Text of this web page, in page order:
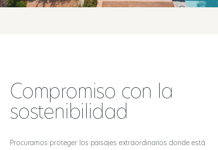
Compromiso con la
sostenibilidad
Procuramos proteger los paisajes extraordinarios donde está